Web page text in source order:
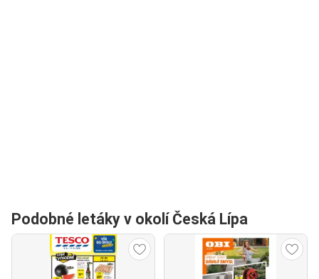
Podobné letáky v okolí Česká Lípa